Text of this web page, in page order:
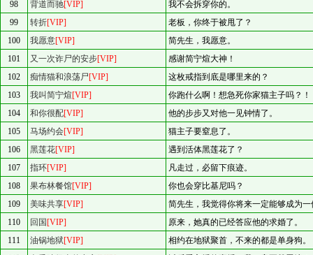
98 背道而驰[VIP]
我不会拆穿你的。
99
转折[VIP]
老板，你终于被甩了？
100
我愿意[VIP]
简先生，我愿意。
101
又一次诈尸的安步[VIP]
感谢简宁煊大神！
102
痴情猫和浪荡尸[VIP]
这枚戒指到底是哪里来的？
103
我叫简宁煊[VIP]
你跑什么啊！想急死你家猫主子吗？！
104
和你很配[VIP]
他的步步又对他一见钟情了。
105
马场约会[VIP]
猫主子要窒息了。
106
黑莲花[VIP]
遇到活体黑莲花了？
107
指环[VIP]
凡走过，必留下痕迹。
108
果布林餐馆[VIP]
你也会穿比基尼吗？
109
美味共享[VIP]
简先生，我觉得你将来一定能够成为
110
回国 [VIP]
原来，她真的已经答应他的求婚了。
111
油锅地狱[VIP]
相约在地狱聚首，不来的都是单身狗。